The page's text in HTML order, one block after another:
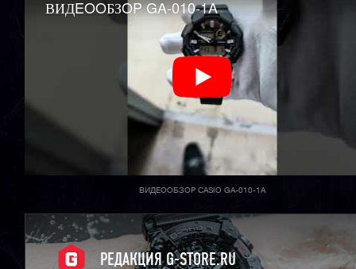
ВИДEOOБЗOP GA-010-1A
ВИДЕООБЗОР CASIO GA-010-1A
РЕДАКЦИЯ G-STORE.RU